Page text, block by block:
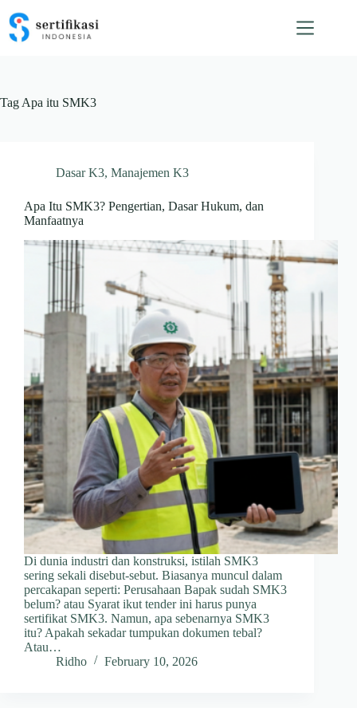
content
Tag Apa itu SMK3
Dasar K3, Manajemen K3
Apa Itu SMK3? Pengertian, Dasar Hukum, dan
Manfaatnya
Di dunia industri dan konstruksi, istilah SMK3
sering sekali disebut-sebut. Biasanya muncul dalam
percakapan seperti: Perusahaan Bapak sudah SMK3
belum? atau Syarat ikut tender ini harus punya
sertifikat SMK3. Namun, apa sebenarnya SMK3
itu? Apakah sekadar tumpukan dokumen tebal?
Atau…
Ridho
February 10, 2026